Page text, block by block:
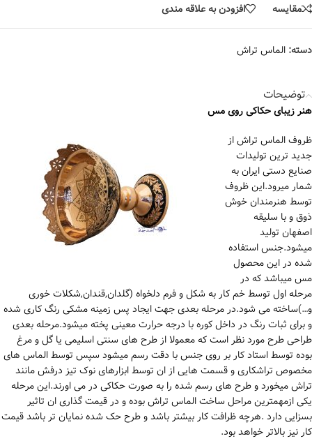
مقایسه افزودن به علاقه مندی
دسته: الماس تراش
توضیحات
هنر زیبای حکاکی روی مس
ظروف الماس تراش از
جدید ترین تولیدات
صنایع دستی ایران به
شمار میرود.این ظروف
توسط هنرمندان خوش
ذوق و با سلیقه
اصفهان تولید
میشود.جنس استفاده
شده در این محصول
مس میباشد که در
مرحله اول توسط خم کار به شکل و فرم دلخواه (گلدان,قندان,شکلات خوری
و…)ساخته می شود.در مرحله بعدی جهت ایجاد پس زمینه مشکی رنگ کاری شده
و برای ثبات رنگ در داخل کوره با درجه حرارت معینی پخته میشود.مرحله بعدی
طراحی طرح مورد نظر است که معمولا از طرح های سنتی اسلیمی یا گل و مرغ
بوده توسط استاد کار بر روی جنس با دقت رسم میشود سپس توسط الماس های
مخصوص تراشکاری و قسمت هایی از ان توسط ابزارهای نوک تیز درفش مانند
تراش میخورد و طرح های رسم شده را به صورت حکاکی در می اورند.این مرحله
یکی ازمهمترین مراحل ساخت الماس تراش بوده و در قیمت گذاری ان تاثیر
بسزایی دارد .هرچه ظرافت کار بیشتر باشد و طرح حک شده نمایان تر باشد قیمت
کار نیز بالاتر خواهد بود.